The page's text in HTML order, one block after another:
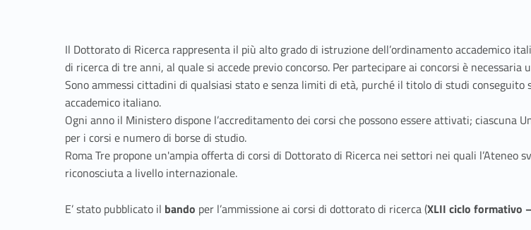
D
o
t
t
o
r
Il Dottorato di Ricerca rappresenta il più alto grado di istruzione dell’ordinamento accademico
di ricerca di tre anni, al quale si accede previo concorso. Per partecipare ai concorsi è
Sono ammessi cittadini di qualsiasi stato e senza limiti di età, purché il titolo di studi
accademico italiano.
Ogni anno il Ministero dispone l’accreditamento dei corsi che possono essere attivati;
per i corsi e numero di borse di studio.
Roma Tre propone un'ampia offerta di corsi di Dottorato di Ricerca nei settori nei quali
riconosciuta a livello internazionale.
E’ stato pubblicato il bando per l’ammissione ai corsi di dottorato di ricerca (XLII ciclo formativo